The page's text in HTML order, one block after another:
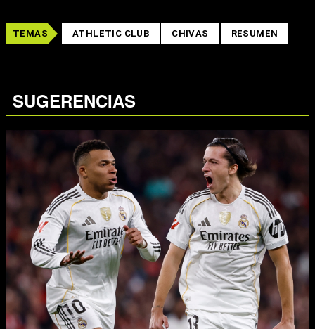
TEMAS ATHLETIC CLUB CHIVAS RESUMEN
SUGERENCIAS